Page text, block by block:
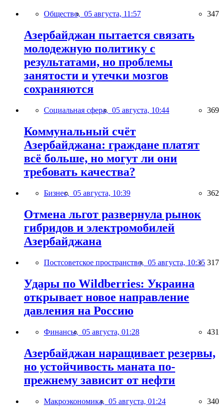
Общество, 05 августа, 11:57 347
Азербайджан пытается связать
молодежную политику с
результатами, но проблемы
занятости и утечки мозгов
сохраняются
Социальная сфера, 05 августа, 10:44 369
Коммунальный счёт
Азербайджана: граждане платят
всё больше, но могут ли они
требовать качества?
Бизнес, 05 августа, 10:39 362
Отмена льгот развернула рынок
гибридов и электромобилей
Азербайджана
Постсоветское пространство, 05 августа, 10:35 317
Удары по Wildberries: Украина
открывает новое направление
давления на Россию
Финансы, 05 августа, 01:28 431
Азербайджан наращивает резервы,
но устойчивость маната по-
прежнему зависит от нефти
Макроэкономика, 05 августа, 01:24 340